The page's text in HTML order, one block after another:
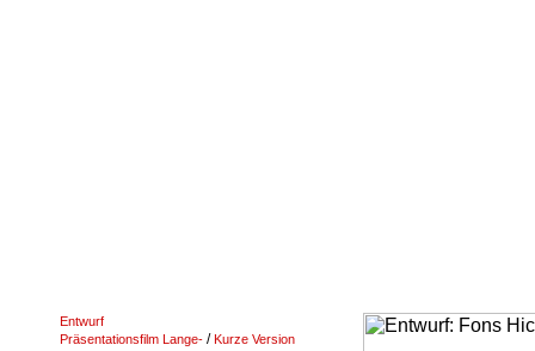
Entwurf
Präsentationsfilm Lange- /Kurze Version